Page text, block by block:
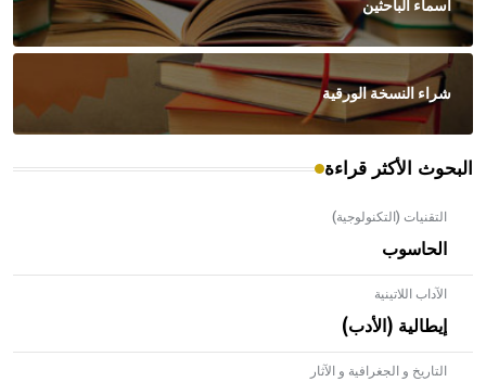
أسماء الباحثين
شراء النسخة الورقية
البحوث الأكثر قراءة
التقنيات (التكنولوجية)
الحاسوب
الآداب اللاتينية
إيطالية (الأدب)
التاريخ و الجغرافية و الآثار